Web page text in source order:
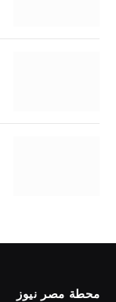
محطة مصر نيوز